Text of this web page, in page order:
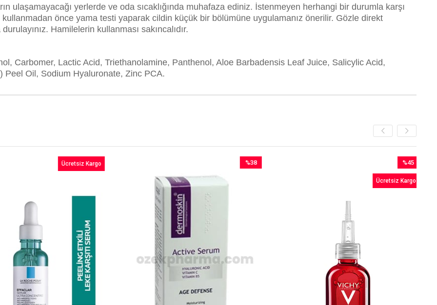
ulaşamayacağı yerlerde ve oda sıcaklığında muhafaza ediniz. İstenmeyen herhangi bir durumla karşı
önce yama testi yaparak cildin küçük bir bölümüne uygulamanız önerilir. Gözle direkt
Hamilelerin kullanması sakıncalıdır.
Carbomer, Lactic Acid, Triethanolamine, Panthenol, Aloe Barbadensis Leaf Juice, Salicylic Acid,
Peel Oil, Sodium Hyaluronate, Zinc PCA.
Ücretsiz Kargo
%38
%45
İndirim
%45İndirim
Ücretsiz Kargo